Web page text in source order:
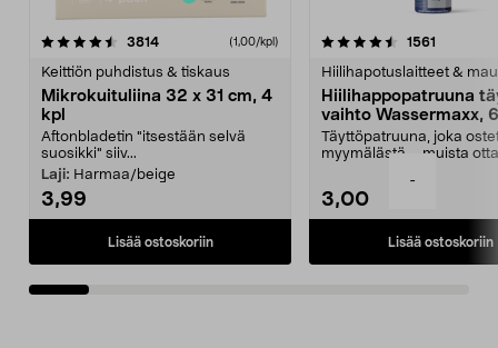
-
3814arvostelut (1,00/kpl)
Keittiön puhdistus & tiskaus
Mikrokuituliina 32 x 31 cm, 4
kpl
Aftonbladetin "itsestään selvä
suosikki" siiv...
Laji: Harmaa/beige
3,99
Lisää ostoskoriin
4.5viidestä
1561
Hiilihapotuslaitteet &
Hiilihappopatruuna
vaihto Wassermaxx,
Täyttöpatruuna, joka
myymälästä – muista
3,00
Lisää ostoskoriin
4.5viidestä